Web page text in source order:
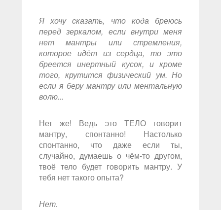
Я хочу сказать, что кода бреюсь
перед зеркалом, если внутри меня
нет мантры или стремления,
которое идёт из сердца, то это
бреется инертный кусок, и кроме
того, крутится физический ум. Но
если я беру мантру или ментальную
волю...
Нет же! Ведь это ТЕЛО говорит
мантру, спонтанно! Настолько
спонтанно, что даже если ты,
случайно, думаешь о чём-то другом,
твоё тело будет говорить мантру. У
тебя нет такого опыта?
Нет.